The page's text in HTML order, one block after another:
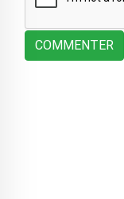
COMMENTER